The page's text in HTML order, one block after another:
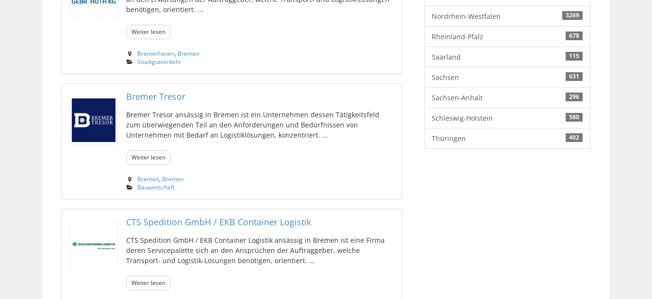
benötigen, orientiert. ...
Weiter lesen
Bremerhaven, Bremen
Stückgutverkehr
Bremer Tresor
Bremer Tresor ansässig in Bremen ist ein Unternehmen dessen Tätigkeitsfeld
zum überwiegenden Teil an den Anforderungen und Bedürfnissen von
Unternehmen mit Bedarf an Logistiklösungen, konzentriert. ...
Weiter lesen
Bremen, Bremen
Bauwirtschaft
CTS Spedition GmbH / EKB Container Logistik
CTS Spedition GmbH / EKB Container Logistik ansässig in Bremen ist eine Firma
deren Servicepalette sich an den Ansprüchen der Auftraggeber, welche
Transport- und Logistik-Lösungen benötigen, orientiert. ...
Weiter lesen
3269
Nordrhein-Westfalen
678
Rheinland-Pfalz
115
Saarland
631
Sachsen
296
Sachsen-Anhalt
580
Schleswig-Holstein
402
Thüringen